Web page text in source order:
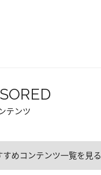
テンツ
すめコンテンツ一覧を見る